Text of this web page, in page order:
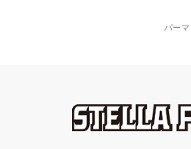
パーマ